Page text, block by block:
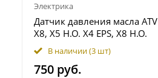
Электрика
Датчик давления масла ATV
X8, X5 H.O. X4 EPS, X8 H.O.
EPS 0800-012400
В наличии(3 шт)
750 руб.